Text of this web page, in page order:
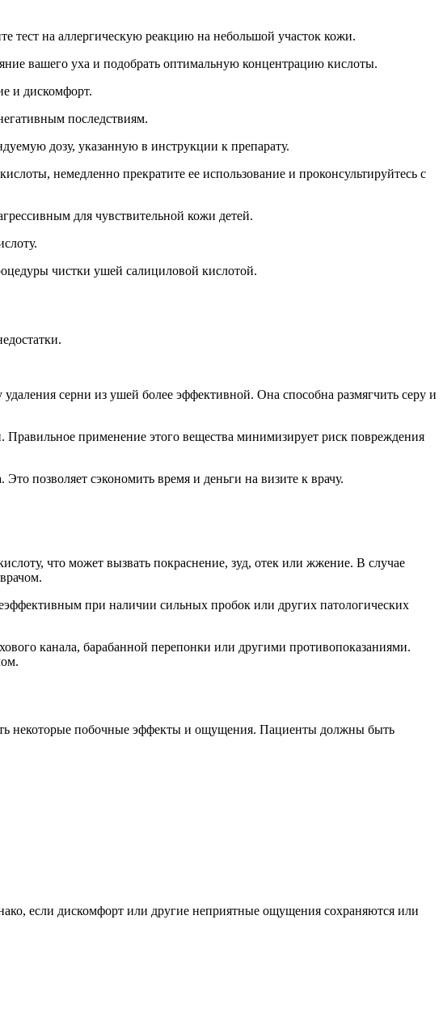
тест на аллергическую реакцию на небольшой участок кожи.
вашего уха и подобрать оптимальную концентрацию кислоты.
и дискомфорт.
последствиям.
дозу, указанную в инструкции к препарату.
немедленно прекратите ее использование и проконсультируйтесь с
для чувствительной кожи детей.
чистки ушей салициловой кислотой.
серни из ушей более эффективной. Она способна размягчить серу и
применение этого вещества минимизирует риск повреждения
позволяет сэкономить время и деньги на визите к врачу.
что может вызвать покраснение, зуд, отек или жжение. В случае
при наличии сильных пробок или других патологических
канала, барабанной перепонки или другими противопоказаниями.
некоторые побочные эффекты и ощущения. Пациенты должны быть
если дискомфорт или другие неприятные ощущения сохраняются или